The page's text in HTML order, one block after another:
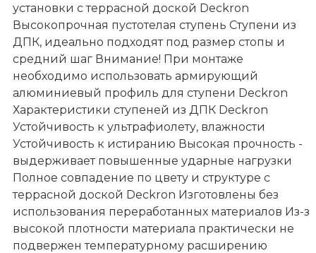
установки с террасной доской Deckron
Высокопрочная пустотелая ступень Ступени из
ДПК, идеально подходят под размер стопы и
средний шаг Внимание! При монтаже
необходимо использовать армирующий
алюминиевый профиль для ступени Deckron
Характеристики ступеней из ДПК Deckron
Устойчивость к ультрафиолету, влажности
Устойчивость к истиранию Высокая прочность -
выдерживает повышенные ударные нагрузки
Полное совпадение по цвету и структуре с
террасной доской Deckron Изготовлены без
использования переработанных материалов Из-за
высокой плотности материала практически не
подвержен температурному расширению